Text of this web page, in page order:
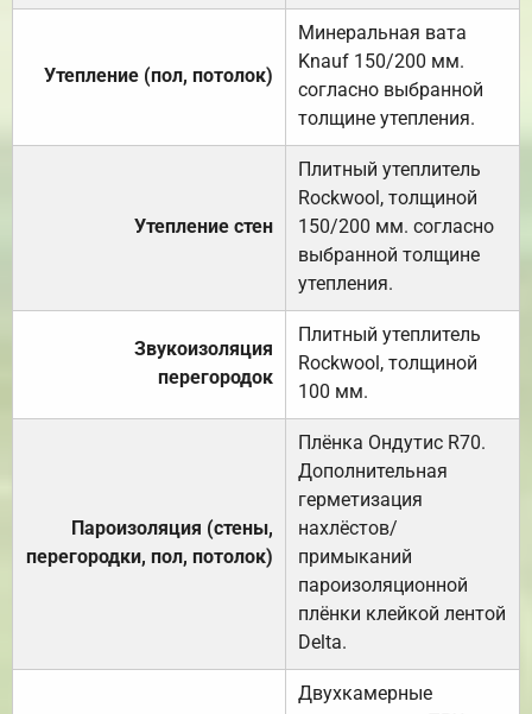
Утепление (пол, потолок)
Минеральная вата
Knauf 150/200 мм.
согласно выбранной
толщине утепления.
Утепление стен
Плитный утеплитель
Rockwool, толщиной
150/200 мм. согласно
выбранной толщине
утепления.
Звукоизоляция
перегородок
Плитный утеплитель
Rockwool, толщиной
100 мм.
Пароизоляция (стены,
перегородки, пол, потолок)
Плёнка Ондутис R70.
Дополнительная
герметизация
нахлёстов/
примыканий
пароизоляционной
плёнки клейкой лентой
Delta.
Двухкамерные